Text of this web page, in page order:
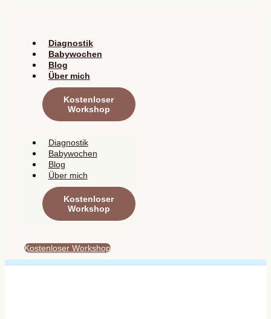
Diagnostik
Babywochen
Blog
Über mich
Kostenloser
Workshop
Diagnostik
Babywochen
Blog
Über mich
Kostenloser
Workshop
Kostenloser Workshop